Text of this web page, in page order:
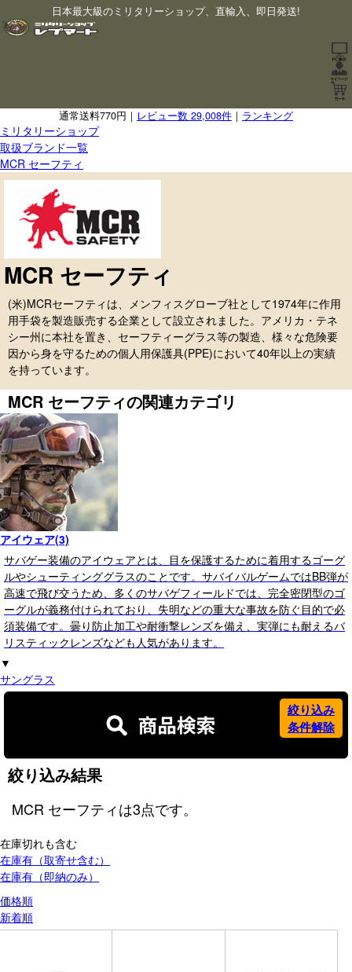
日本最大級のミリタリーショップ、直輸入、即日発送!
通常送料770円｜ レビュー数 29,008件 ｜ ランキング
ミリタリーショップ
取扱ブランド一覧
MCR セーフティ
MCR セーフティ
(米)MCRセーフティは、メンフィスグローブ社として1974年に作用
用手袋を製造販売する企業として設立されました。アメリカ・テネ
シー州に本社を置き、セーフティーグラス等の製造、様々な危険要
因から身を守るための個人用保護具(PPE)において40年以上の実績
を持っています。
MCR セーフティの関連カテゴリ
アイウェア(3)
サバゲー装備のアイウェアとは、目を保護するために着用するゴーグ
ルやシューティンググラスのことです。サバイバルゲームではBB弾が
高速で飛び交うため、多くのサバゲフィールドでは、完全密閉型のゴ
ーグルが義務付けられており、失明などの重大な事故を防ぐ目的で必
須装備です。曇り防止加工や耐衝撃レンズを備え、実弾にも耐えるバ
リスティックレンズなども人気があります。
▼
サングラス
絞り込み結果
絞り込み
条件解除
MCR セーフティは3点です。
在庫切れも含む
在庫有（取寄せ含む）
在庫有（即納のみ）
価格順
新着順